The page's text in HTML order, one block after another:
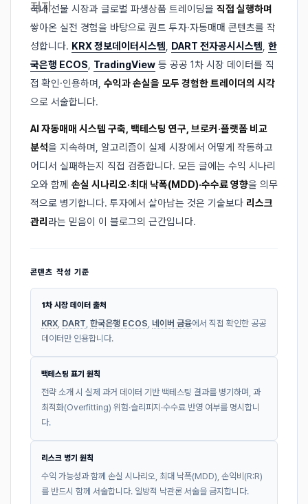
국내 선물 시장과 글로벌 파생상품 트레이딩을 직접 실행하며
쌓아온 실전 경험을 바탕으로 퀀트 투자·자동매매 콘텐츠를 작
성합니다. KRX 정보데이터시스템 DART 전자공시시스템 한
국은행 ECOS TradingView 등 공공 1차 시장 데이터를 직
접 확인·인용하며, 수익과 손실을 모두 경험한 트레이더의 시각
으로 서술합니다.
AI 자동매매 시스템 구축, 백테스팅 연구, 브로커·플랫폼 비교
분석을 지속하며, 알고리즘이 실제 시장에서 어떻게 작동하고
어디서 실패하는지 직접 검증합니다. 모든 글에는 수익 시나리
오와 함께 손실 시나리오·최대 낙폭(MDD)·수수료 영향을 의무
적으로 병기합니다. 투자에서 살아남는 것은 기술보다 리스크
관리 라는 믿음이 이 블로그의 근간입니다.
콘텐츠 작성 기준
1차 시장 데이터 출처
KRX DART 한국은행 ECOS 네이버 금융에서 직접 확인한 공공
데이터만 인용합니다.
백테스팅 표기 원칙
전략 소개 시 실제 과거 데이터 기반 백테스팅 결과를 병기하며, 과
최적화(Overfitting) 위험·슬리피지·수수료 반영 여부를 명시합니
다.
리스크 병기 원칙
수익 가능성과 함께 손실 시나리오, 최대 낙폭(MDD), 손익비(R:R)
를 반드시 함께 서술합니다. 일방적 낙관론 서술을 금지합니다.